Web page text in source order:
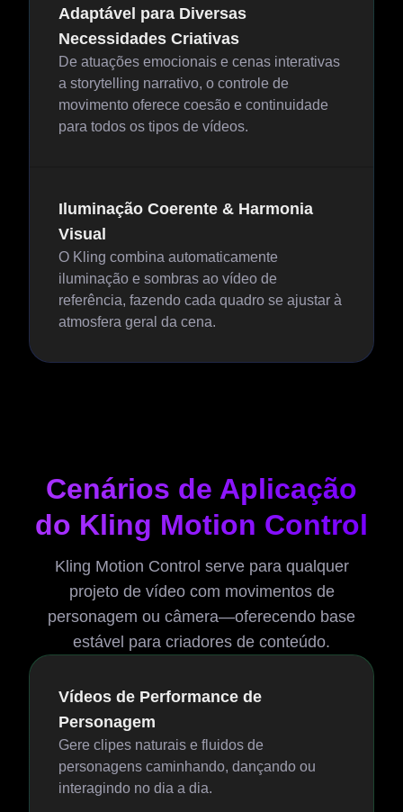
Adaptável para Diversas
Necessidades Criativas
De atuações emocionais e cenas interativas
a storytelling narrativo, o controle de
movimento oferece coesão e continuidade
para todos os tipos de vídeos.
Iluminação Coerente & Harmonia
Visual
O Kling combina automaticamente
iluminação e sombras ao vídeo de
referência, fazendo cada quadro se ajustar à
atmosfera geral da cena.
Cenários de Aplicação
do Kling Motion Control
Kling Motion Control serve para qualquer
projeto de vídeo com movimentos de
personagem ou câmera—oferecendo base
estável para criadores de conteúdo.
Vídeos de Performance de
Personagem
Gere clipes naturais e fluidos de
personagens caminhando, dançando ou
interagindo no dia a dia.